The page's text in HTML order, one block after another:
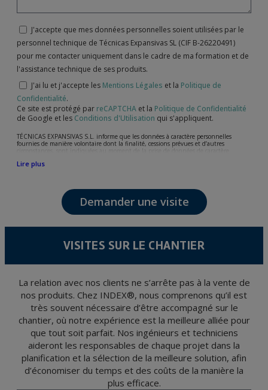
J'accepte que mes données personnelles soient utilisées par le
personnel technique de Técnicas Expansivas SL (CIF B-26220491)
pour me contacter uniquement dans le cadre de ma formation et de
l'assistance technique de ses produits.
J'ai lu et j'accepte les Mentions Légales et la Politique de
Confidentialité.
Ce site est protégé par reCAPTCHA et la Politique de Confidentialité
de Google et les Conditions d'Utilisation qui s'appliquent.
TÉCNICAS EXPANSIVAS S.L. informe que les données à caractère personnelles
fournies de manière volontaire dont la finalité, cessions prévues et d’autres
circonstances, sont indiquées au moment de la prise de données de caractère
l’attention de votre demande, litige ou requise, maintien de la relation établie, la
Les données de nos fichiers sont absolument confidentielles et seront traitées avec la
plus grande confidentialité et répondent à toutes les exigences prévues par la loi
15/1999 du 13 décembre sur la protection des données personnelles.
la santé, ces donnée n'étant pas cryptées.
et d'opposition en vertu des dispositions au Règlement Général sur la Protection des
votre pièce d’identité, à P.I. La Portalada II | c/ Segador 13, 26006 | Logroño (La
Rioja).
Lire plus
Demander une visite
VISITES SUR LE CHANTIER
La relation avec nos clients ne s’arrête pas à la vente de
nos produits. Chez INDEX®, nous comprenons qu’il est
très souvent nécessaire d’être accompagné sur le
chantier, où notre expérience est la meilleure alliée pour
que tout soit parfait. Nos ingénieurs et techniciens
aideront les responsables de chaque projet dans la
planification et la sélection de la meilleure solution, afin
d’économiser du temps et des coûts de la manière la
plus efficace.